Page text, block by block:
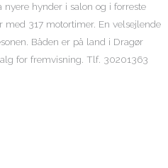
hynder i salon og i forreste
med 317 motortimer. En velsejlende
Båden er på land i Dragør
for fremvisning. Tlf. 30201363